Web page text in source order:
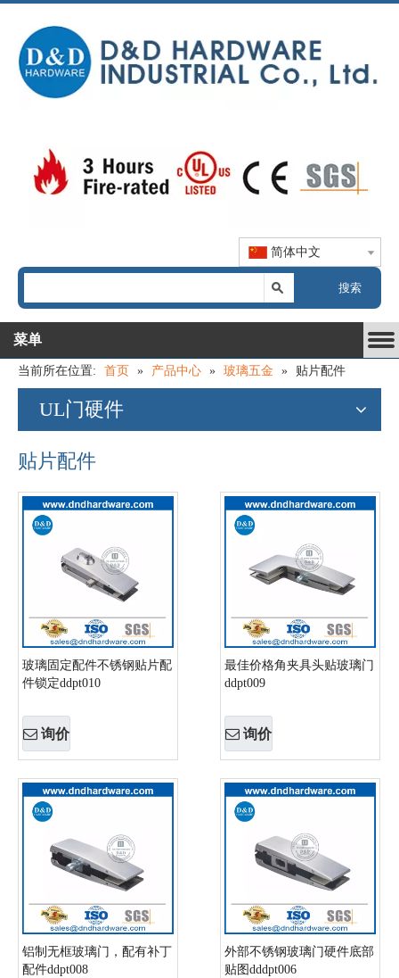
简体中文
搜索
菜单
当前所在位置: 首页 » 产品中心 » 玻璃五金 » 贴片配件
UL门硬件
贴片配件
玻璃固定配件不锈钢贴片配
件锁定ddpt010
询价
最佳价格角夹具头贴玻璃门
ddpt009
询价
铝制无框玻璃门，配有补丁
配件ddpt008
外部不锈钢玻璃门硬件底部
贴图dddpt006